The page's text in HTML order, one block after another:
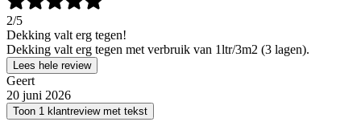
2/5
Dekking valt erg tegen!
Dekking valt erg tegen met verbruik van 1ltr/3m2 (3 lagen).
Lees hele review
Geert
20 juni 2026
Toon 1 klantreview met tekst